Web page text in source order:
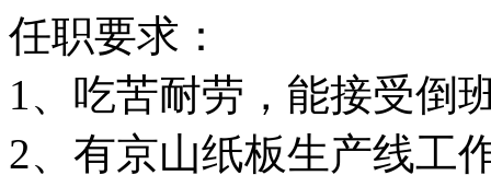
任职要求：
1、吃苦耐劳，能接受倒
2、有京山纸板生产线工